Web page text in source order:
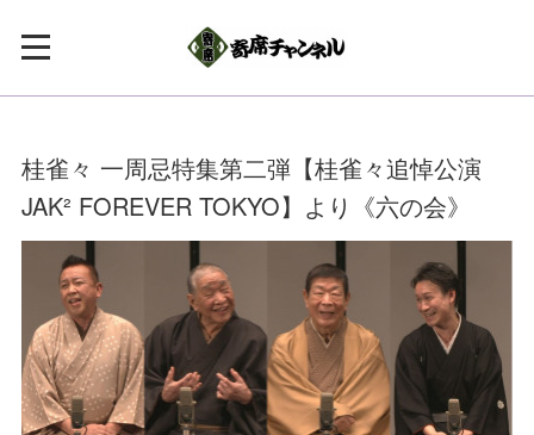
桂雀々 一周忌特集第二弾【桂雀々追悼公演
JAK² FOREVER TOKYO】より《六の会》